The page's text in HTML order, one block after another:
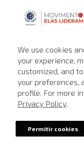
We use cookies
your experience,
customized, and
your preferences,
profile. For more
Privacy Policy.
Permitir cookies
© © Copyright 2000-
John John reserva-se
Em caso
Horário de Atendimento